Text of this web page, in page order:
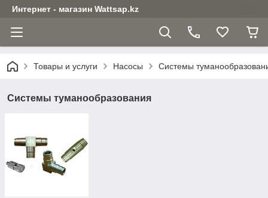
Интернет - магазин Wattsap.kz
Товары и услуги Насосы Системы
Системы туманообразования